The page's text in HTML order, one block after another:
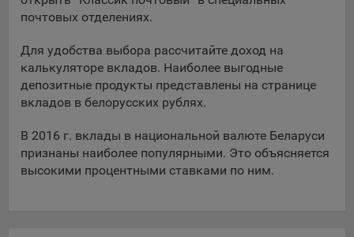
5.4. Создание и предоставление персонализированной
рекламы пользователю.
9.1. Технические (обязательные) файлы cookie, например,
применяемые при регистрации либо входе в систему, или
для оставления отзыва либо комментария. Данные файлы
работы сайтов и полноценного использования его
функционала пользователем, не могут быть отключены в
системах. Вместе с тем, пользователь может настроить
почтовых отделениях.
Для удобства выбора рассчитайте доход на
калькуляторе вкладов. Наиболее выгодные
депозитные продукты представлены на странице
вкладов в белорусских рублях.
В 2016 г. вклады в национальной валюте Беларуси
признаны наиболее популярными. Это объясняется
высокими процентными ставками по ним.